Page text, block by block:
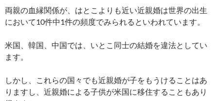
両親の血縁関係が、はとこよりも近い近親婚は世界の出生
において10件中1件の頻度でみられるといわれています。
米国、韓国、中国では、いとこ同士の結婚を違法としてい
ます。
しかし、これらの国々でも近親婚が子をもうけることはあ
りますし、近親婚による子供が米国に移住することもあり